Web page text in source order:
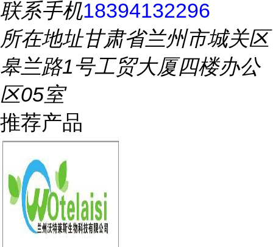
联系手机18394132296
所在地址甘肃省兰州市城关区
皋兰路1号工贸大厦四楼办公
区05室
推荐产品